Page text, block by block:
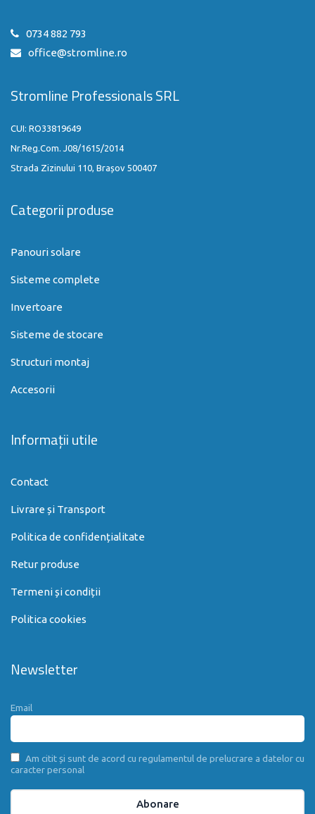
0734 882 793
office@stromline.ro
Stromline Professionals SRL
CUI: RO33819649
Nr.Reg.Com. J08/1615/2014
Strada Zizinului 110, Brașov 500407
Categorii produse
Panouri solare
Sisteme complete
Invertoare
Sisteme de stocare
Structuri montaj
Accesorii
Informații utile
Contact
Livrare și Transport
Politica de confidențialitate
Retur produse
Termeni și condiții
Politica cookies
Newsletter
Email
Am citit și sunt de acord cu regulamentul de prelucrare a datelor cu
caracter personal